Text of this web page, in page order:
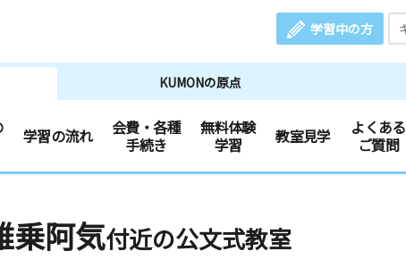
学習中の方
KUMONの原点
学習の流れ
会費・各種
手続き
無料体験
学習
教室見学
よくある
ご質問
乗阿気付近の公文式教室